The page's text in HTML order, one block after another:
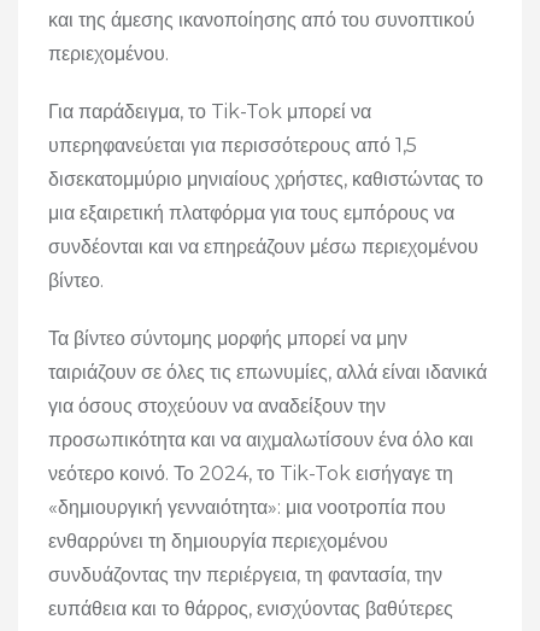
και της άμεσης ικανοποίησης από του συνοπτικού
περιεχομένου.
Για παράδειγμα, το Tik-Tok μπορεί να
υπερηφανεύεται για περισσότερους από 1,5
δισεκατομμύριο μηνιαίους χρήστες, καθιστώντας το
μια εξαιρετική πλατφόρμα για τους εμπόρους να
συνδέονται και να επηρεάζουν μέσω περιεχομένου
βίντεο.
Τα βίντεο σύντομης μορφής μπορεί να μην
ταιριάζουν σε όλες τις επωνυμίες, αλλά είναι ιδανικά
για όσους στοχεύουν να αναδείξουν την
προσωπικότητα και να αιχμαλωτίσουν ένα όλο και
νεότερο κοινό. Το 2024, το Tik-Tok εισήγαγε τη
«δημιουργική γενναιότητα»: μια νοοτροπία που
ενθαρρύνει τη δημιουργία περιεχομένου
συνδυάζοντας την περιέργεια, τη φαντασία, την
ευπάθεια και το θάρρος, ενισχύοντας βαθύτερες